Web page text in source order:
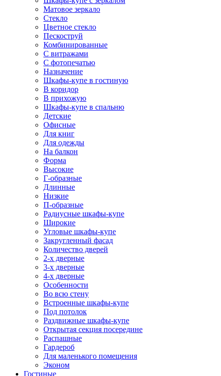
Матовое зеркало
Стекло
Цветное стекло
Пескоструй
Комбинированные
С витражами
С фотопечатью
Назначение
Шкафы-купе в гостиную
В коридор
В прихожую
Шкафы-купе в спальню
Детские
Офисные
Для книг
Для одежды
На балкон
Форма
Высокие
Г-образные
Длинные
Низкие
П-образные
Радиусные шкафы-купе
Широкие
Угловые шкафы-купе
Закругленный фасад
Количество дверей
2-х дверные
3-х дверные
4-х дверные
Особенности
Во всю стену
Встроенные шкафы-купе
Под потолок
Раздвижные шкафы-купе
Открытая секция посередине
Распашные
Гардероб
Для маленького помещения
Эконом
Гостиные